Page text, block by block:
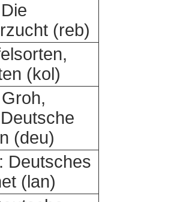
(reb)
(kol)
(deu)
Deutsches
(lan)